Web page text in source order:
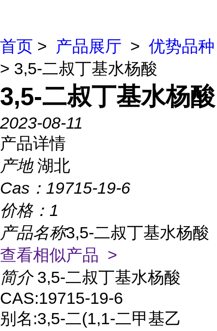
首页 > 产品展厅 > 优势品种
> 3,5-二叔丁基水杨酸
3,5-二叔丁基水杨酸
2023-08-11
产品详情
产地 湖北
Cas： 19715-19-6
价格： 1
产品名称3,5-二叔丁基水杨酸
查看相似产品 >
简介 3,5-二叔丁基水杨酸
CAS:19715-19-6
别名:3,5-二(1,1-二甲基乙